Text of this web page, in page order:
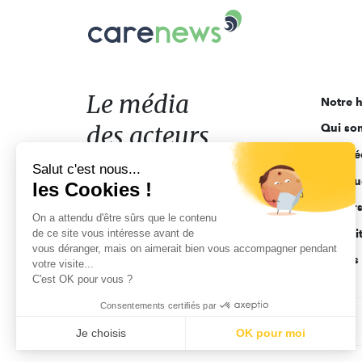
Le
acteurs
de
l'engagement
Le média
des acteurs
de l'engagement
Notre
Qui
Ligne
Salut c'est nous...
les Cookies !
On a attendu d'être sûrs que le contenu
de ce site vous intéresse avant de
vous déranger, mais on aimerait bien vous accompagner pendant
votre visite...
C'est OK pour vous ?
Consentements certifiés par
Je choisis OK pour moi